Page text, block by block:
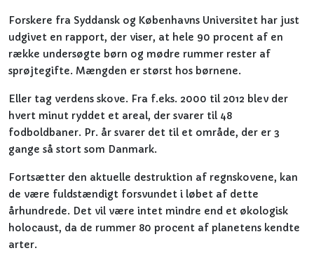
Forskere fra Syddansk og Københavns Universitet har just
udgivet en rapport, der viser, at hele 90 procent af en
række undersøgte børn og mødre rummer rester af
sprøjtegifte. Mængden er størst hos børnene.
Eller tag verdens skove. Fra f.eks. 2000 til 2012 blev der
hvert minut ryddet et areal, der svarer til 48
fodboldbaner. Pr. år svarer det til et område, der er 3
gange så stort som Danmark.
Fortsætter den aktuelle destruktion af regnskovene, kan
de være fuldstændigt forsvundet i løbet af dette
århundrede. Det vil være intet mindre end et økologisk
holocaust, da de rummer 80 procent af planetens kendte
arter.